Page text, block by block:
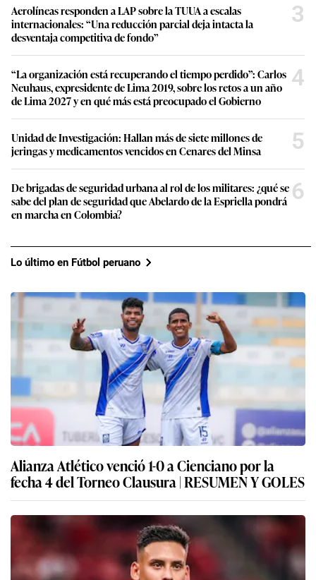
Aerolíneas responden a LAP sobre la TUUA a escalas
internacionales: “Una reducción parcial deja intacta la
desventaja competitiva de fondo”
3
“La organización está recuperando el tiempo perdido”: Carlos
Neuhaus, expresidente de Lima 2019, sobre los retos a un año
de Lima 2027 y en qué más está preocupado el Gobierno
4
Unidad de Investigación: Hallan más de siete millones de
jeringas y medicamentos vencidos en Cenares del Minsa
5
De brigadas de seguridad urbana al rol de los militares: ¿qué se
sabe del plan de seguridad que Abelardo de la Espriella pondrá
en marcha en Colombia?
6
Lo último en Fútbol peruano
Alianza Atlético venció 1-0 a Cienciano por la
fecha 4 del Torneo Clausura | RESUMEN Y GOLES